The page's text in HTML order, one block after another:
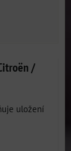
/
uložení